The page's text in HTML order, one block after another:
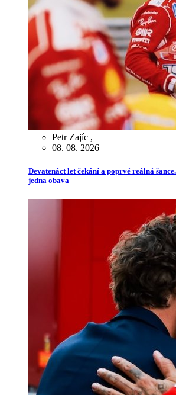
Petr Zajíc ,
08. 08. 2026
Devatenáct let čekání a poprvé reálná
jedna obava